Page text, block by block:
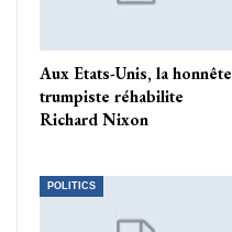
Aux Etats-Unis, la honnête
trumpiste réhabilite
Richard Nixon
POLITICS